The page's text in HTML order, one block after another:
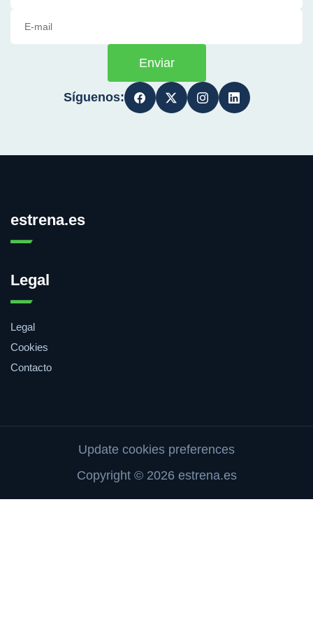
Enviar
Síguenos:
estrena.es
Legal
Legal
Cookies
Contacto
Update cookies preferences
Copyright © 2026 estrena.es